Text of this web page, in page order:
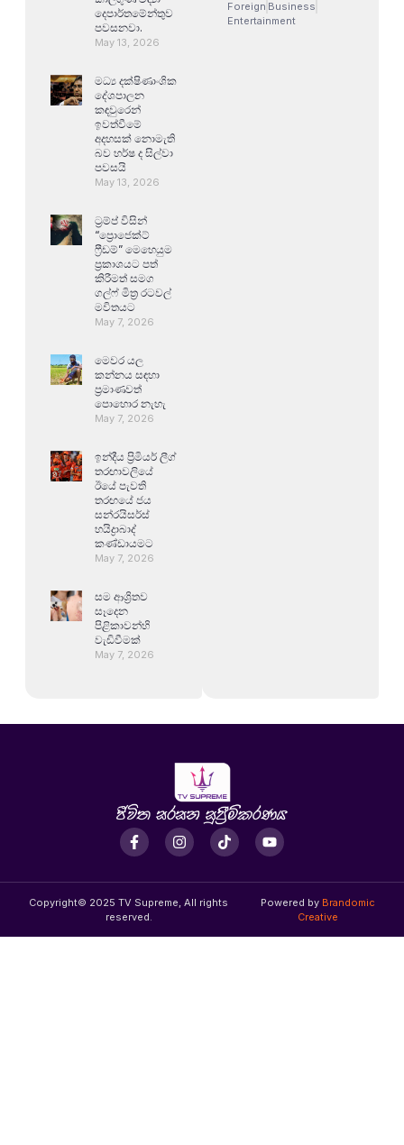
දෙපාර්තමේන්තුව
පවසනවා.
May 13, 2026
මධ්‍ය දක්ෂිණාංශික
දේශපාලන
කඳවුරෙන්
ඉවත්වීමේ
අදහසක් නොමැති
බව හර්ෂ ද සිල්වා
පවසයි
May 13, 2026
ට්‍රම්ප් විසින්
“ප්‍රොජෙක්ට්
ෆ්‍රීඩම්” මෙහෙයුම
ප්‍රකාශයට පත්
කිරීමත් සමග
ගල්ෆ් මිත්‍ර රටවල්
මවිතයට
May 7, 2026
මෙවර යල
කන්නය සඳහා
ප්‍රමාණවත්
පොහොර නැහැ
May 7, 2026
ඉන්දීය ප්‍රිමියර් ලීග්
තරඟාවලියේ
ඊයේ පැවති
තරඟයේ ජය
සන්රයිසර්ස්
හයිද්‍රාබාද්
කණ්ඩායමට
May 7, 2026
සම ආශ්‍රිතව
සෑදෙන
පිළිකාවන්හි
වැඩිවීමක්
May 7, 2026
Foreign Business
Entertainment
Copyright© 2025 TV Supreme, All rights
reserved.
Powered by Brandomic
Creative